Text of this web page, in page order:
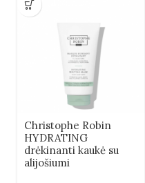
Christophe Robin
HYDRATING
drėkinanti kaukė su
alijošiumi